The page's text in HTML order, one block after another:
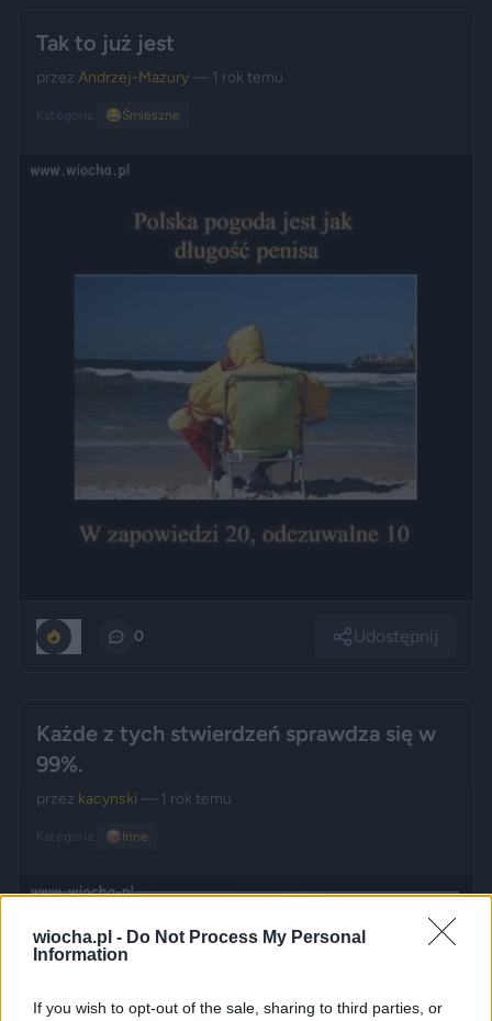
wiocha.pl - Do Not Process My Personal
Information
If you wish to opt-out of the sale, sharing to third parties, or
Tak to już jest
przez Andrzej-Mazury— 1 rok temu
Kategoria: 😂Śmieszne
0 Udostępnij
Każde z tych stwierdzeń sprawdza się w
99%.
przez kacynski — 1 rok temu
Kategoria: 📦 Inne